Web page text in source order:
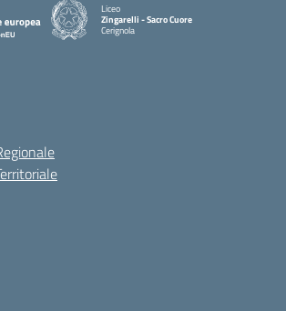
Liceo
Zingarelli - Sacro Cuore
Cerignola
— Visita la pagina iniziale della scuola